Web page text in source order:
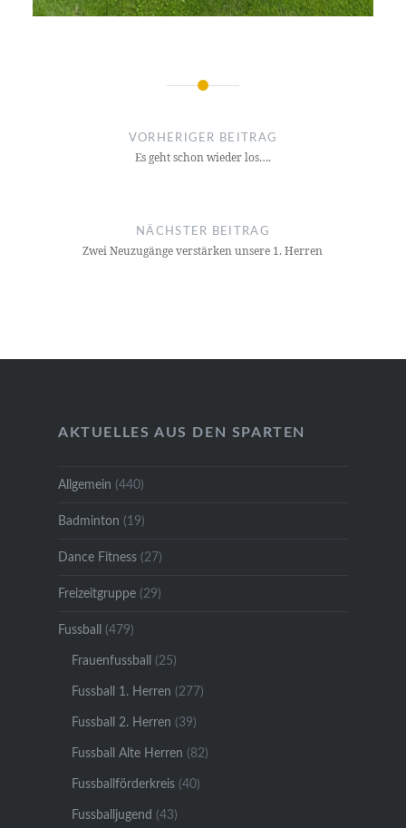
Beitragsnavigation
VORHERIGER BEITRAG
Es geht schon wieder los….
NÄCHSTER BEITRAG
Zwei Neuzugänge verstärken unsere 1. Herren
AKTUELLES AUS DEN SPARTEN
Allgemein (440)
Badminton (19)
Dance Fitness(27)
Freizeitgruppe(29)
Fussball (479)
Frauenfussball (25)
Fussball 1. Herren (277)
Fussball 2. Herren (39)
Fussball Alte Herren (82)
Fussballförderkreis(40)
Fussballjugend (43)